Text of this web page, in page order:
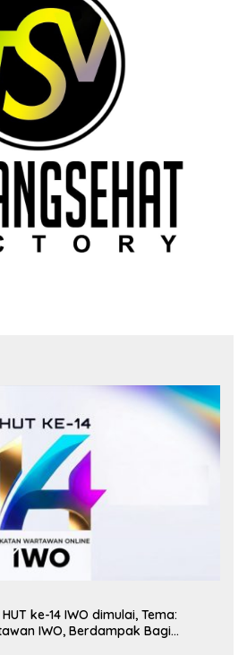
ke-14 IWO dimulai, Tema:
IWO, Berdampak Bagi